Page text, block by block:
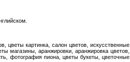
цветы картинка, салон цветов, искусственные
магазины, аранжировки, аранжировка цветов,
фотография пиона, цветы букеты, цветочные